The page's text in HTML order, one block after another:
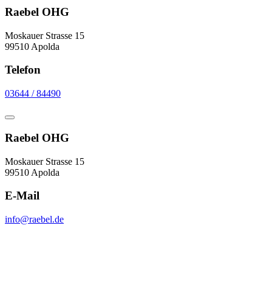
Raebel OHG
Moskauer Strasse 15
99510 Apolda
Telefon
03644 / 84490
Raebel OHG
Moskauer Strasse 15
99510 Apolda
E-Mail
info@raebel.de